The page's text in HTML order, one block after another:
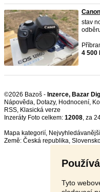
Tyto
stav
4 500
©2026 Bazoš - Inzerce, Bazar
Nápověda, Dotazy, Hodnocení,
RSS,
Inzeráty Foto celkem: 12008, za
Mapa kategorií,
Země: Česká republika,